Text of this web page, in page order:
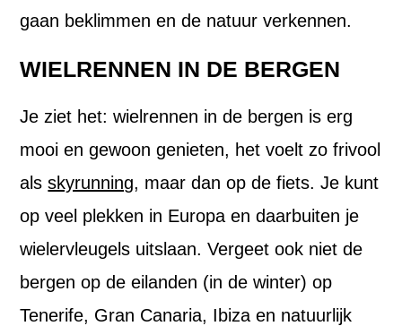
gaan beklimmen en de natuur verkennen.
WIELRENNEN IN DE BERGEN
Je ziet het: wielrennen in de bergen is erg
mooi en gewoon genieten, het voelt zo frivool
alsskyrunning, maar dan op de fiets. Je kunt
op veel plekken in Europa en daarbuiten je
wielervleugels uitslaan. Vergeet ook niet de
bergen op de eilanden (in de winter) op
Tenerife, Gran Canaria, Ibiza en natuurlijk